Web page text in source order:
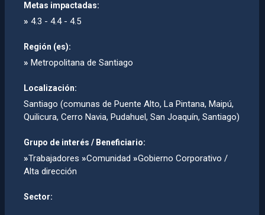
Metas impactadas:
» 4.3 - 4.4 - 4.5
Región (es):
» Metropolitana de Santiago
Localización:
Santiago (comunas de Puente Alto, La Pintana, Maipú,
Quilicura, Cerro Navia, Pudahuel, San Joaquí­n, Santiago)
Grupo de interés / Beneficiario:
»Trabajadores »Comunidad »Gobierno Corporativo /
Alta dirección
Sector: